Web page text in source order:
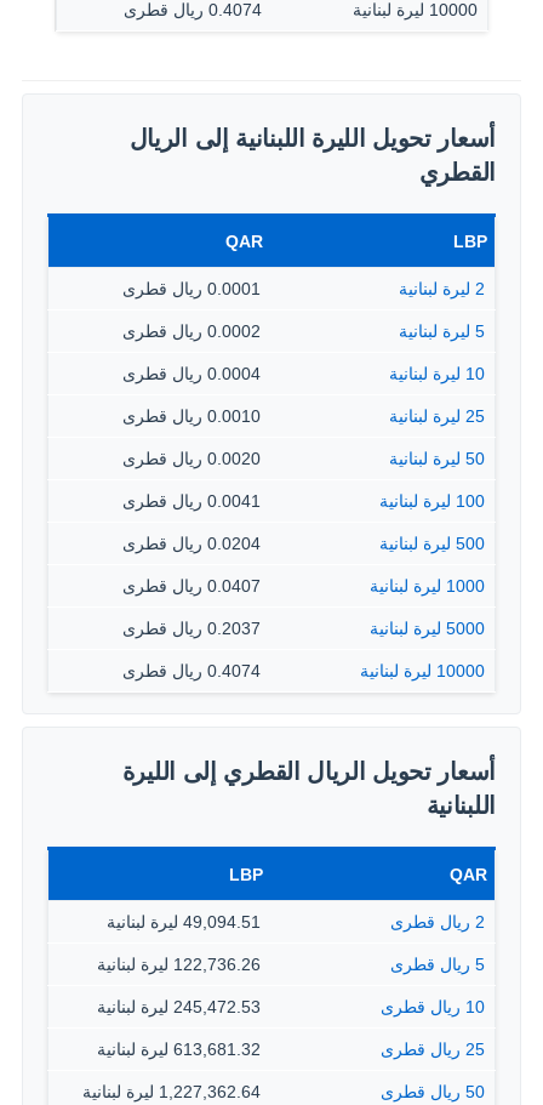
10000 ليرة لبنانية 0.4074 ريال قطرى
أسعار تحويل الليرة اللبنانية إلى الريال
القطري
LBP
QAR
2 ليرة لبنانية 0.0001 ريال قطرى
5 ليرة لبنانية 0.0002 ريال قطرى
10 ليرة لبنانية 0.0004 ريال قطرى
25 ليرة لبنانية 0.0010 ريال قطرى
50 ليرة لبنانية 0.0020 ريال قطرى
100 ليرة لبنانية 0.0041 ريال قطرى
500 ليرة لبنانية 0.0204 ريال قطرى
1000 ليرة لبنانية 0.0407 ريال قطرى
5000 ليرة لبنانية 0.2037 ريال قطرى
10000 ليرة لبنانية 0.4074 ريال قطرى
أسعار تحويل الريال القطري إلى الليرة
اللبنانية
QAR
LBP
2 ريال قطرى 49,094.51 ليرة لبنانية
5 ريال قطرى 122,736.26 ليرة لبنانية
10 ريال قطرى 245,472.53 ليرة لبنانية
25 ريال قطرى 613,681.32 ليرة لبنانية
50 ريال قطرى 1,227,362.64 ليرة لبنانية